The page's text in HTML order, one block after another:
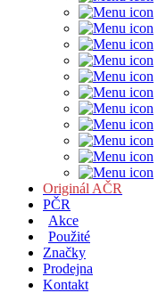
Originál AČR
PČR
Akce
Použité
Značky
Prodejna
Kontakt